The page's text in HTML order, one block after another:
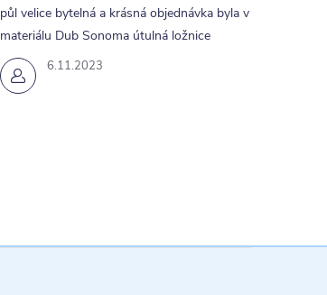
6.11.2023
půl velice bytelná a krásná objednávka byla v
materiálu Dub Sonoma útulná ložnice